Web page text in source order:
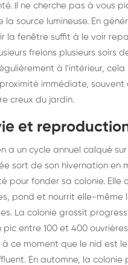
Il ne cherche pas à vous
la source lumineuse. En
la fenêtre suffit à le voir
frelons plusieurs soirs
à l'intérieur, cela
immédiate, souvent
creux du jardin.
et
a un cycle annuel calqué
sort de son hivernation en
pour fonder sa colonie. Elle
pond et nourrit elle-même
La colonie grossit
entre 100 et 400
ce moment que le nid est
En automne, la colonie